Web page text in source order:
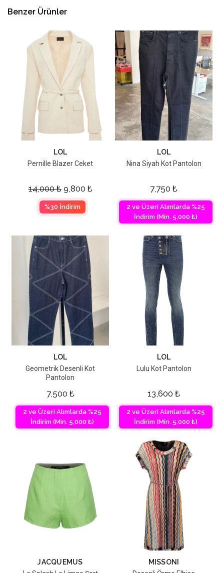
Benzer Ürünler
LOL
Pernille Blazer Ceket
14,000₺ 9,800 ₺
%30 İndirim
LOL
Nina Siyah Kot Pantolon
7,750 ₺
2 ve Üzeri Alımlarda %25
İndirim (Min. 5,000 ₺)
LOL
Geometrik Desenli Kot
Pantolon
7,500 ₺
2 ve Üzeri Alımlarda %25
İndirim (Min. 5,000 ₺)
LOL
Lulu Kot Pantolon
13,600 ₺
2 ve Üzeri Alımlarda %25
İndirim (Min. 5,000 ₺)
JACQUEMUS
MISSONI